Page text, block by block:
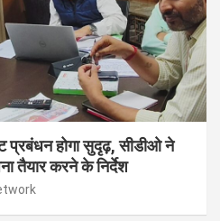
प्रबंधन होगा सुदृढ़, सीडीओ ने
तैयार करने के निर्देश